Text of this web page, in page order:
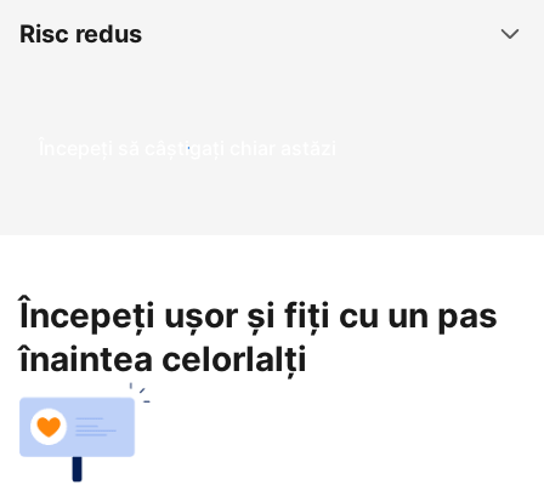
Risc redus
Începeți să câștigați chiar astăzi
Începeți ușor și fiți cu un pas
înaintea celorlalți